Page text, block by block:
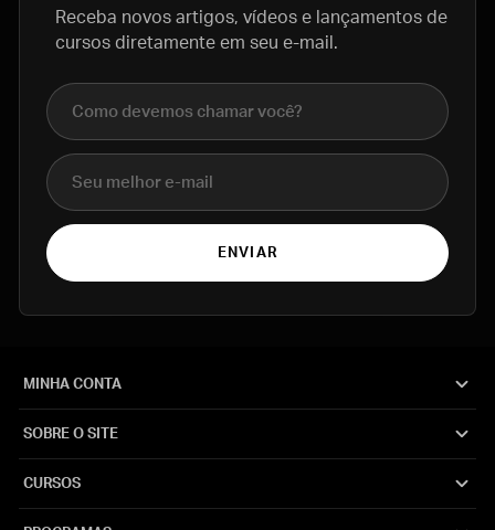
Receba novos artigos, vídeos e lançamentos de
cursos diretamente em seu e-mail.
Nome completo
E-mail
ENVIAR
MINHA CONTA
SOBRE O SITE
CURSOS